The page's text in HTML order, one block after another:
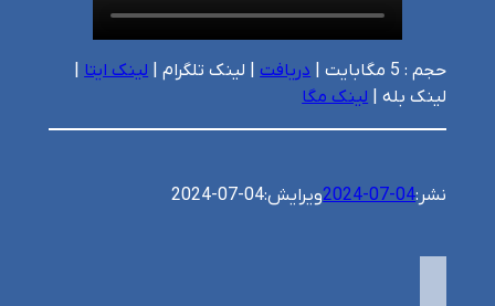
حجم : 5 مگابایت | دریافت| لینک تلگرام | لینک ایتا|
لینک بله | لینک مگا
نشر:2024-07-04ویرایش:2024-07-04